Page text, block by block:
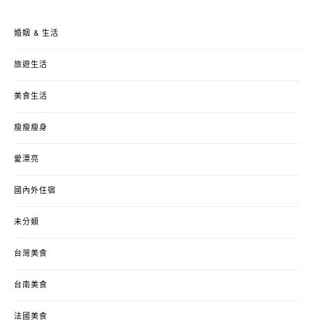
婚姻 & 生活
旅遊生活
美食生活
瘦瘦瘦身
愛漂亮
國內外住宿
未分類
台灣美食
台南美食
法國美食